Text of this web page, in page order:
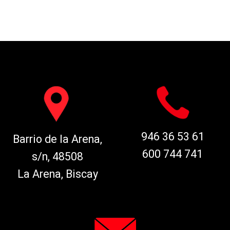
Barrio de la Arena,
s/n, 48508
La Arena, Biscay
946 36 53 61
600 744 741